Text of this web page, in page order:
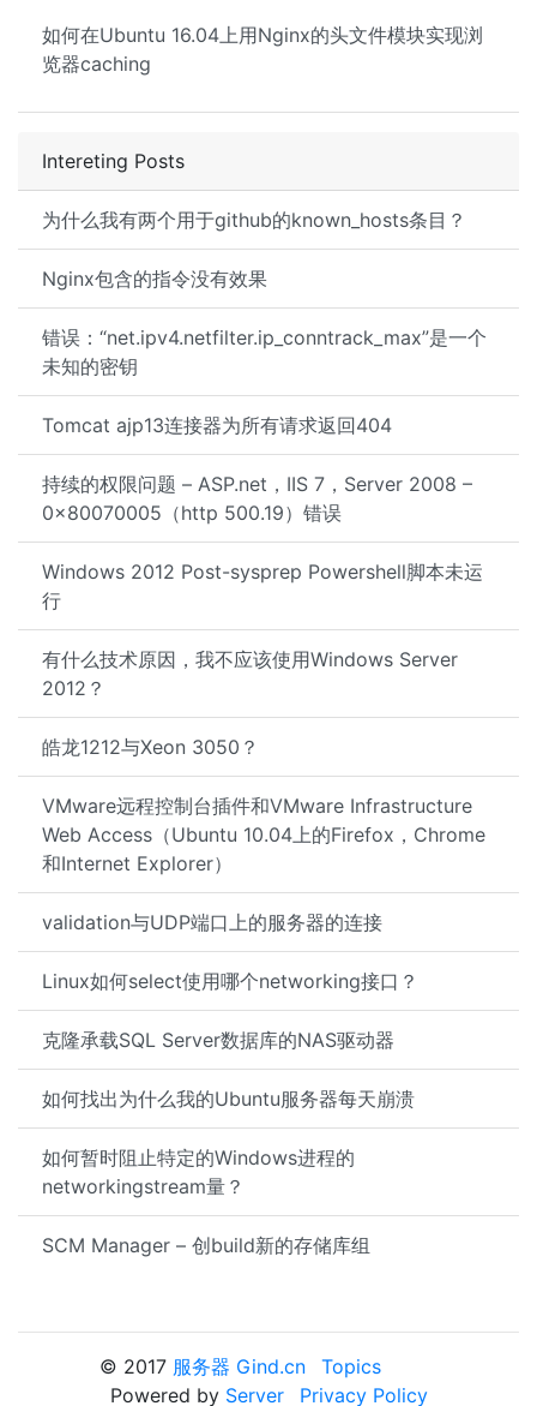
Intereting Posts
为什么我有两个用于github的known_hosts条目？
Nginx包含的指令没有效果
错误：“net.ipv4.netfilter.ip_conntrack_max”是一个
未知的密钥
Tomcat ajp13连接器为所有请求返回404
持续的权限问题 – ASP.net，IIS 7，Server 2008 –
0x80070005（http 500.19）错误
Windows 2012 Post-sysprep Powershell脚本未运
行
有什么技术原因，我不应该使用Windows Server
2012？
皓龙1212与Xeon 3050？
VMware远程控制台插件和VMware Infrastructure
Web Access（Ubuntu 10.04上的Firefox，Chrome
和Internet Explorer）
validation与UDP端口上的服务器的连接
Linux如何select使用哪个networking接口？
克隆承载SQL Server数据库的NAS驱动器
如何找出为什么我的Ubuntu服务器每天崩溃
如何暂时阻止特定的Windows进程的
networkingstream量？
SCM Manager – 创build新的存储库组
如何在Ubuntu 16.04上用Nginx的头文件模块实现浏
览器caching
© 2017 服务器 Gind.cn
Topics
Powered by Server Privacy Policy